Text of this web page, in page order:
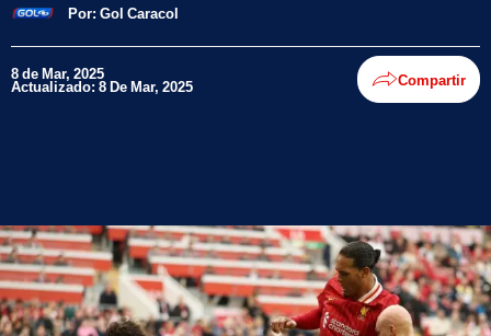
Por: Gol Caracol
8 de Mar, 2025
Actualizado: 8 De Mar, 2025 Compartir